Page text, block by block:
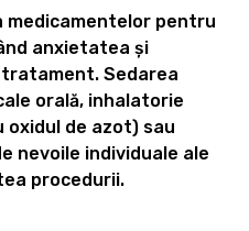
medicamentelor pentru
anxietatea și
Sedarea
orală, inhalatorie
oxidul de azot) sau
nevoile individuale ale
procedurii.